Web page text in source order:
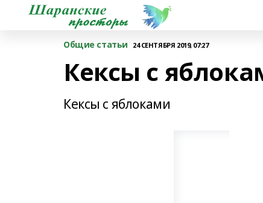
Общие статьи 24 СЕНТЯБРЯ 2019, 07:27
Кексы с
Кексы с яблоками